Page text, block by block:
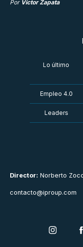
Por Víctor Zapata
Director: Norberto
contacto@iproup.com
Lo último
Empleo 4.0
Leaders